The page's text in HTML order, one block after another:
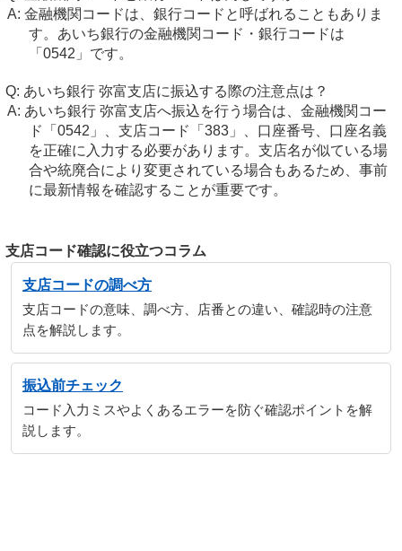
金融機関コードは、銀行コードと呼ばれることもありま
す。あいち銀行の金融機関コード・銀行コードは
「0542」です。
あいち銀行 弥富支店に振込する際の注意点は？
あいち銀行 弥富支店へ振込を行う場合は、金融機関コー
ド「0542」、支店コード「383」、口座番号、口座名義
を正確に入力する必要があります。支店名が似ている場
合や統廃合により変更されている場合もあるため、事前
に最新情報を確認することが重要です。
支店コード確認に役立つコラム
支店コードの調べ方
支店コードの意味、調べ方、店番との違い、確認時の注意
点を解説します。
振込前チェック
コード入力ミスやよくあるエラーを防ぐ確認ポイントを解
説します。